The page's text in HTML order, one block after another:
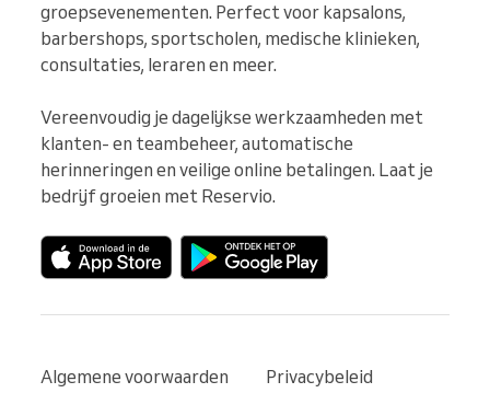
groepsevenementen. Perfect voor kapsalons,
barbershops, sportscholen, medische klinieken,
consultaties, leraren en meer.
Vereenvoudig je dagelijkse werkzaamheden met
klanten- en teambeheer, automatische
herinneringen en veilige online betalingen. Laat je
bedrijf groeien met Reservio.
Algemene voorwaarden Privacybeleid